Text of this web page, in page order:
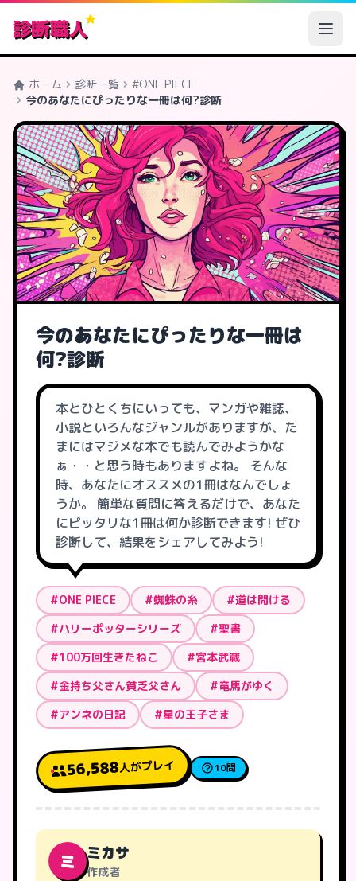
診断職人
ホーム 診断一覧
#ONE PIECE
今のあなたにぴったりな一冊は何?診断
今のあなたにぴったりな一冊は
何?診断
本とひとくちにいっても、マンガや雑誌、
小説といろんなジャンルがありますが、た
まにはマジメな本でも読んでみようかな
ぁ・・と思う時もありますよね。 そんな
時、あなたにオススメの1冊はなんでしょ
うか。 簡単な質問に答えるだけで、あなた
にピッタリな1冊は何か診断できます! ぜひ
診断して、結果をシェアしてみよう!
#ONE PIECE #蜘蛛の糸
#道は開ける
#ハリーポッターシリーズ
#聖書
#100万回生きたねこ
#宮本武蔵
#金持ち父さん貧乏父さん
#竜馬がゆく
#アンネの日記
#星の王子さま
56,588人がプレイ 10問
ミ ミカサ
作成者